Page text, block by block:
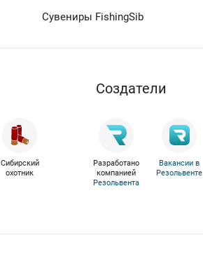
Сувениры FishingSib
Сибирский
охотник
Cоздатели
Разработано
компанией
Резольвента
Вакансии в
Резольвенте